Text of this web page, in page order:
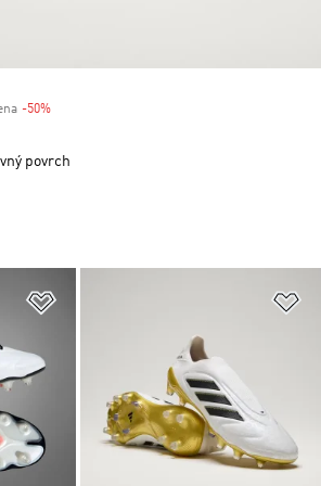
Pridať do zoznamu želaných
-50%
povrch